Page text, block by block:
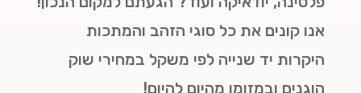
אנו קונים את כל סוגי הזהב והמתכות
היקרות יד שנייה לפי משקל במחירי שוק
הוגנים ובמזומן מהיום להיום!